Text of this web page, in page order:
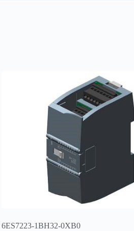
6ES7223-1BH32-0XB0